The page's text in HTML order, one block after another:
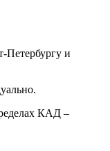
Петербургу и
КАД –